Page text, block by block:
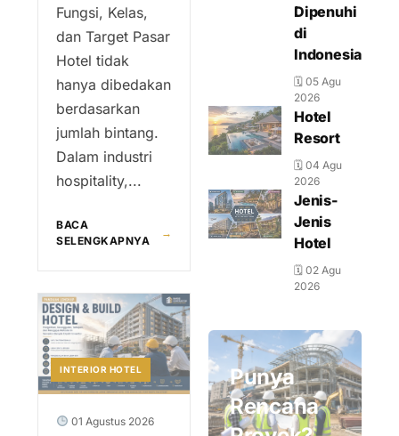
Fungsi, Kelas,
dan Target Pasar
Hotel tidak
hanya dibedakan
berdasarkan
jumlah bintang.
Dalam industri
hospitality,...
BACA
SELENGKAPNYA
→
INTERIOR HOTEL
01 Agustus 2026
Dipenuhi
di
Indonesia
🗓 05 Agu
2026
Hotel
Resort
🗓 04 Agu
2026
Jenis-
Jenis
Hotel
🗓 02 Agu
2026
Punya
Rencana